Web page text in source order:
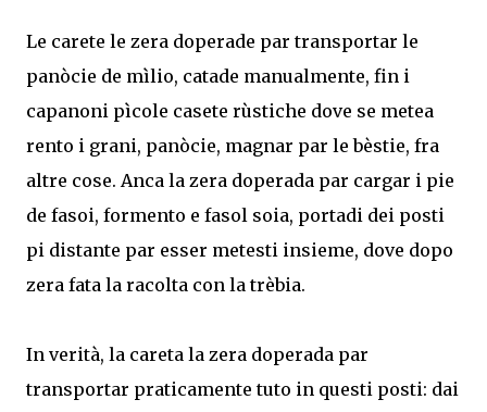
Le carete le zera doperade par transportar le
panòcie de mìlio, catade manualmente, fin i
capanoni pìcole casete rùstiche dove se metea
rento i grani, panòcie, magnar par le bèstie, fra
altre cose. Anca la zera doperada par cargar i pie
de fasoi, formento e fasol soia, portadi dei posti
pi distante par esser metesti insieme, dove dopo
zera fata la racolta con la trèbia.
In verità, la careta la zera doperada par
transportar praticamente tuto in questi posti: dai